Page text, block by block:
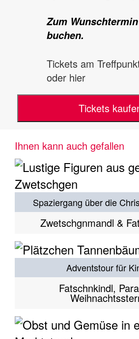
Zum
buchen.
Tickets am
oder hier
Tickets
Ihnen kann auch gefallen
Spaziergang über die
Zwetschgnmandl &
Adventstour für
Fatschnkindl,